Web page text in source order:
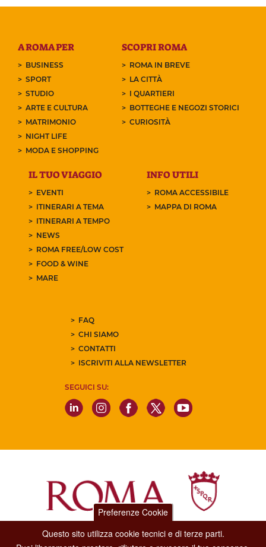
A ROMA PER
BUSINESS
SPORT
STUDIO
ARTE E CULTURA
MATRIMONIO
NIGHT LIFE
MODA E SHOPPING
SCOPRI ROMA
ROMA IN BREVE
LA CITTÀ
I QUARTIERI
BOTTEGHE E NEGOZI STORICI
CURIOSITÀ
IL TUO VIAGGIO
EVENTI
ITINERARI A TEMA
ITINERARI A TEMPO
NEWS
ROMA FREE/LOW COST
FOOD & WINE
MARE
INFO UTILI
ROMA ACCESSIBILE
MAPPA DI ROMA
FAQ
CHI SIAMO
CONTATTI
ISCRIVITI ALLA NEWSLETTER
SEGUICI SU:
Dipartimento Grandi Eventi, Sport, Turismo e Moda.
Preferenze Cookie
Questo sito utilizza cookie tecnici e di terze parti.